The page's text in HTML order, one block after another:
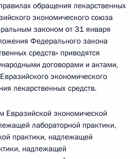
обращения лекарственных
экономического союза
законом от 31 января
Федерального закона
средств» приводятся
договорами и актами,
экономического
лекарственных средств.
Евразийской экономической
лабораторной практики,
практики, надлежащей
надлежащей